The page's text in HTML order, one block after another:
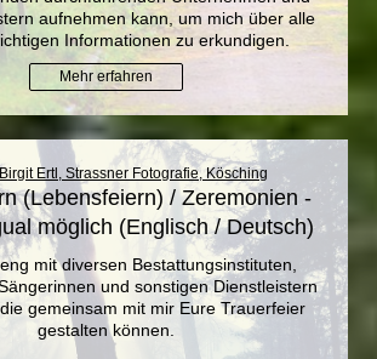
aufnehmen kann, um mich über alle
Informationen zu erkundigen.
Mehr erfahren
(Lebensfeiern) / Zeremonien -
möglich (Englisch / Deutsch)
mit diversen Bestattungsinstituten,
und sonstigen Dienstleistern
gemeinsam mit mir Eure Trauerfeier
gestalten können.